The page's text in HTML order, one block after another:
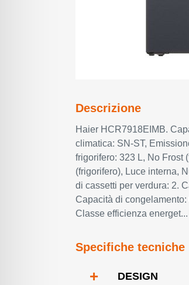
Descrizione
Haier HCR7918EIMB.
climatica: SN-ST,
frigorifero: 323 L, No Frost
(frigorifero), Luce interna,
di cassetti per verdura: 2.
Capacità di
Classe efficienza energet...
Specifiche tecniche
+ DESIGN